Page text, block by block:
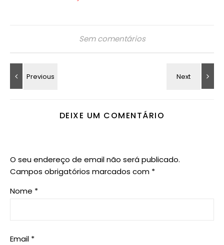
Sem comentários
DEIXE UM COMENTÁRIO
O seu endereço de email não será publicado.
Campos obrigatórios marcados com *
Nome *
Email *